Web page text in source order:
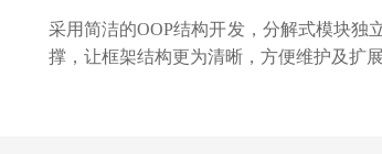
采用简洁的OOP结构开发，分解式模块独
撑，让框架结构更为清晰，方便维护及扩展